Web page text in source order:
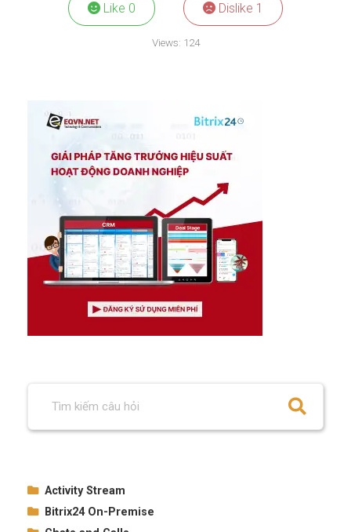
Like 0 Dislike 1
Views: 124
Activity Stream
How to use the activity stream
Bitrix24 On-Premise